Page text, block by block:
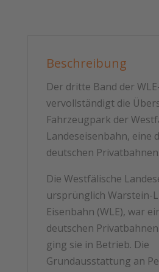
Beschreibung
Der dritte Band der
vervollständigt die
Fahrzeugpark der
Landeseisenbahn, eine
deutschen Privatbahnen.
Die Westfälische
ursprünglich Warstein-
Eisenbahn (WLE), war
deutschen
ging sie in Betrieb. Die
Grundausstattung an